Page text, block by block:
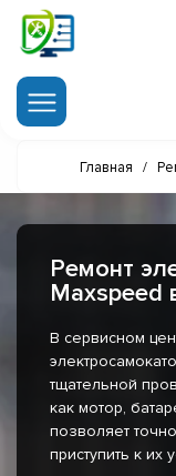
Главная /
Ремонт
Maxspeed
В сервисном
тщательной
как мотор,
позволяет
приступить к их